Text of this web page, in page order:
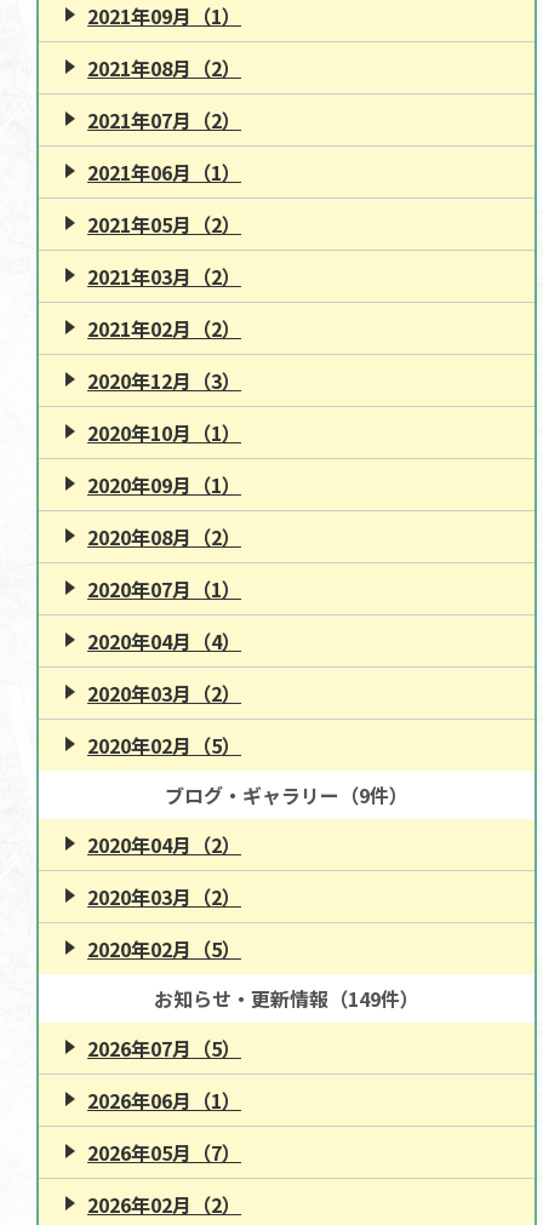
2021年09月（1）
2021年08月（2）
2021年07月（2）
2021年06月（1）
2021年05月（2）
2021年03月（2）
2021年02月（2）
2020年12月（3）
2020年10月（1）
2020年09月（1）
2020年08月（2）
2020年07月（1）
2020年04月（4）
2020年03月（2）
2020年02月（5）
ブログ・ギャラリー（9件）
2020年04月（2）
2020年03月（2）
2020年02月（5）
お知らせ・更新情報（149件）
2026年07月（5）
2026年06月（1）
2026年05月（7）
2026年02月（2）